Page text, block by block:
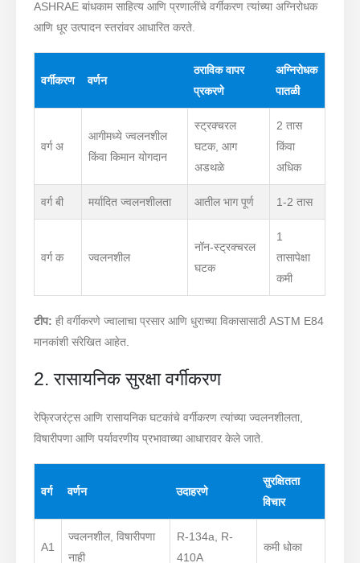
ASHRAE बांधकाम साहित्य आणि प्रणालींचे वर्गीकरण त्यांच्या अग्निरोधक
आणि धूर उत्पादन स्तरांवर आधारित करते.
वर्गीकरण वर्णन
ठराविक वापर
प्रकरणे
अग्निरोधक
पातळी
वर्ग अ
आगीमध्ये ज्वलनशील
किंवा किमान योगदान
स्ट्रक्चरल
घटक, आग
अडथळे
2 तास
किंवा
अधिक
वर्ग बी मर्यादित ज्वलनशीलता आतील भाग पूर्ण 1-2 तास
वर्ग क ज्वलनशील
नॉन-स्ट्रक्चरल
घटक
1
तासापेक्षा
कमी
टीप: ही वर्गीकरणे ज्वालाचा प्रसार आणि धुराच्या विकासासाठी ASTM E84
मानकांशी संरेखित आहेत.
2. रासायनिक सुरक्षा वर्गीकरण
रेफ्रिजरंट्स आणि रासायनिक घटकांचे वर्गीकरण त्यांच्या ज्वलनशीलता,
विषारीपणा आणि पर्यावरणीय प्रभावाच्या आधारावर केले जाते.
वर्ग वर्णन उदाहरणे
सुरक्षितता
विचार
A1
ज्वलनशील, विषारीपणा
नाही
R-134a, R-
410A
कमी धोका